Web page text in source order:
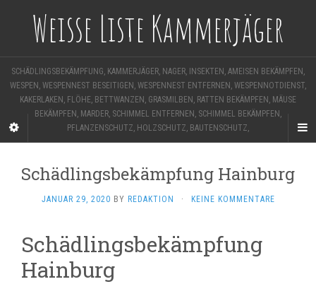
Weisse Liste Kammerjäger
SCHÄDLINGSBEKÄMPFUNG, KAMMERJÄGER, NAGER, INSEKTEN, AMEISEN BEKÄMPFEN,
WESPEN, WESPENNEST BESEITIGEN, WESPENNEST ENTFERNEN, WESPENNOTDIENST,
KAKERLAKEN, FLÖHE, BETTWANZEN, GRASMILBEN, RATTEN BEKÄMPFEN, MÄUSE
BEKÄMPFEN, MARDER, SCHIMMEL ENTFERNEN, SCHIMMEL BEKÄMPFEN,
PFLANZENSCHUTZ, HOLZSCHUTZ, BAUTENSCHUTZ,
Schädlingsbekämpfung Hainburg
JANUAR 29, 2020 BY REDAKTION · KEINE KOMMENTARE
Schädlingsbekämpfung
Hainburg